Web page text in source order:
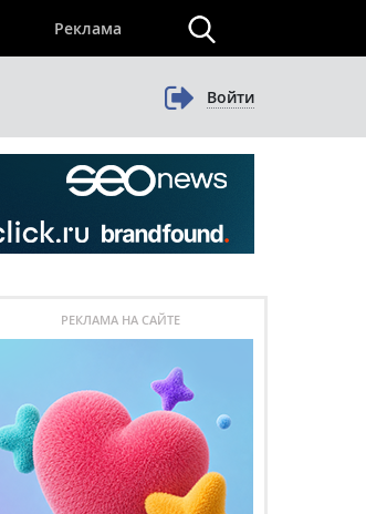
Реклама
Войти
РЕКЛАМА НА САЙТЕ